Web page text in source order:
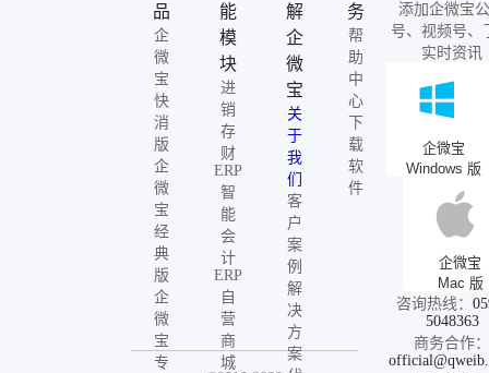
品
企
微
宝
快
消
版
企
微
宝
经
典
版
企
微
宝
专
能
模
块
进
销
存
财
ERP
智
能
会
计
ERP
自
营
商
城
解
企
微
宝
关
于
我
们
客
户
案
例
解
决
方
案
务
帮
助
中
心
下
载
软
件
添加企微宝
号、视频号、
实时资讯
企微宝
Windows 版
企微宝
Mac 版
咨询热线：
5048363
商务合作：